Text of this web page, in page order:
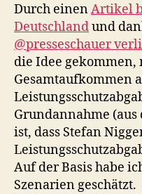
Durch einenArtikel
Deutschlandund
@presseschauer
die Idee gekommen,
Gesamtaufkommen
Grundannahme
ist, dass Stefan
Auf der Basis habe
Szenarien geschätzt.